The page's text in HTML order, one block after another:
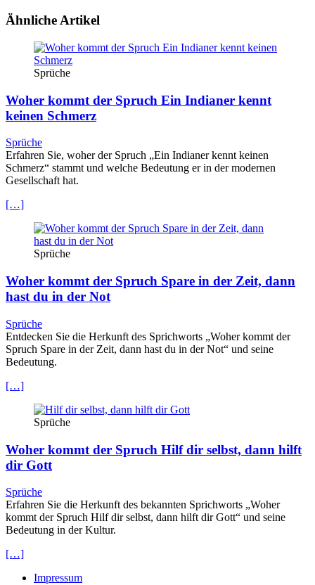
Ähnliche Artikel
Sprüche
Woher kommt der Spruch Ein Indianer kennt
keinen Schmerz
Sprüche
Erfahren Sie, woher der Spruch „Ein Indianer kennt keinen
Schmerz“ stammt und welche Bedeutung er in der modernen
Gesellschaft hat.
[…]
Sprüche
Woher kommt der Spruch Spare in der Zeit, dann
hast du in der Not
Sprüche
Entdecken Sie die Herkunft des Sprichworts „Woher kommt der
Spruch Spare in der Zeit, dann hast du in der Not“ und seine
Bedeutung.
[…]
Sprüche
Woher kommt der Spruch Hilf dir selbst, dann hilft
dir Gott
Sprüche
Erfahren Sie die Herkunft des bekannten Sprichworts „Woher
kommt der Spruch Hilf dir selbst, dann hilft dir Gott“ und seine
Bedeutung in der Kultur.
[…]
Impressum